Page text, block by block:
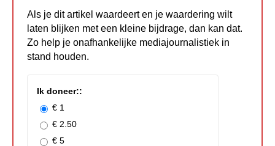
Als je dit artikel waardeert en je waardering wilt
laten blijken met een kleine bijdrage, dan kan dat.
Zo help je onafhankelijke mediajournalistiek in
stand houden.
Ik doneer::
€ 1
€ 2.50
€ 5